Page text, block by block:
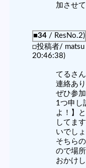
加させ
■34 / ResNo.2)
□投稿者/
20:46:38)
てるさん
連絡あ
ぜひ参
1つ申し
よ！】
してま
いでし
そちら
ので場
おかけ